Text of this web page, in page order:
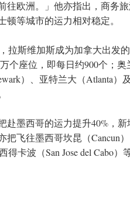
往欧洲。」他亦指出，商务
等城市的运力相对稳定。
拉斯维加斯成为加拿大出发
个座位，即每日约900个；
）、亚特兰大（Atlanta）
赴墨西哥的运力提升40%，
把飞往墨西哥坎昆（Cancun
得卡波（San Jose del Cabo）